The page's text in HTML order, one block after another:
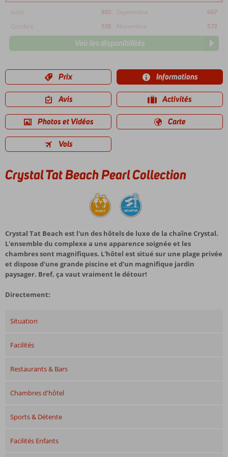
Août 803 Septembre
667
Octobre
558 Novembre 573
Voir les disponibilités
Prix Informations
Avis Activités
Photos et Vidéos Carte
Vols
Crystal Tat Beach Pearl Collection
Crystal Tat Beach est l'un des hôtels de luxe de la chaîne Crystal.
L'ensemble du complexe a une apparence soignée et les
chambres sont magnifiques. L'hôtel est situé sur une plage privée
et dispose d'une grande piscine et d'un magnifique jardin
paysager. Bref, ça vaut vraiment le détour!
Directement:
Situation
Facilités
Restaurants & Bars
Chambres d'hôtel
Sports & Détente
Facilités Enfants